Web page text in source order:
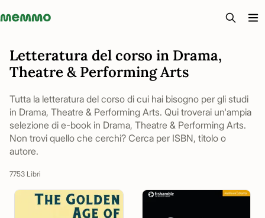
Memmo - AI-verktyg och digital kurslitteratur
Letteratura del corso in Drama,
Theatre & Performing Arts
Tutta la letteratura del corso di cui hai bisogno per gli studi
in Drama, Theatre & Performing Arts. Qui troverai un'ampia
selezione di e-book in Drama, Theatre & Performing Arts.
Non trovi quello che cerchi? Cerca per ISBN, titolo o
autore.
7753 Libri